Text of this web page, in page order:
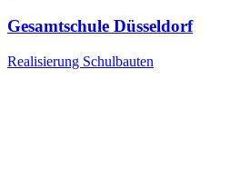
Gesamtschule Düsseldorf
Realisierung Schulbauten